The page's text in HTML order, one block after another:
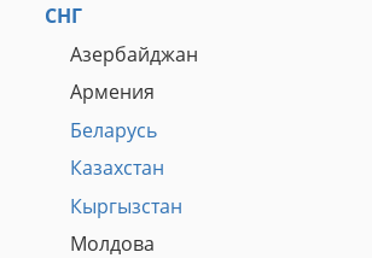
СНГ
Азербайджан
Армения
Беларусь
Казахстан
Кыргызстан
Молдова